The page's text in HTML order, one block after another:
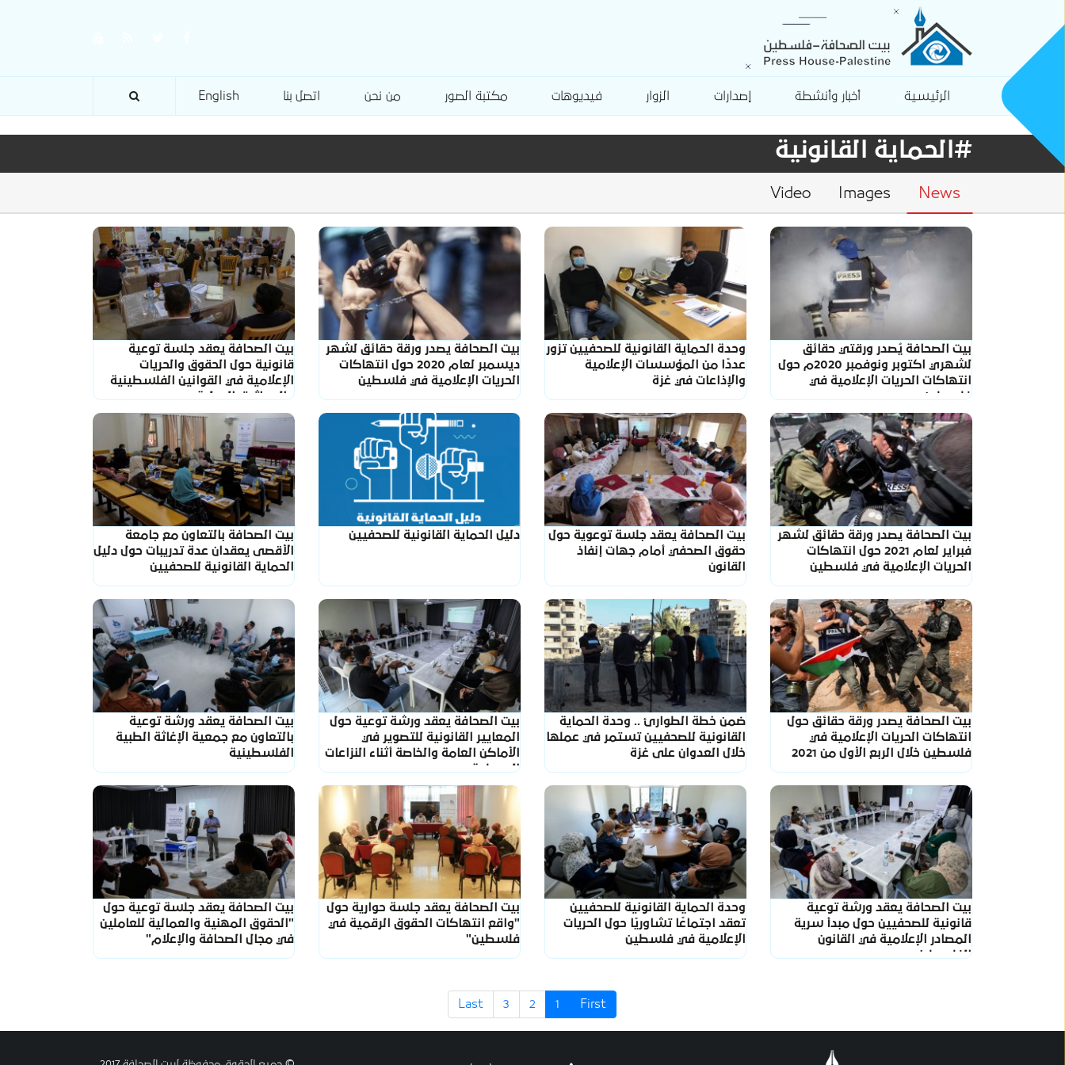
الرئيسية أخبار وأنشطة إصدارات الزوار فيديوهات مكتبة الصور من نحن اتصل بنا English
#الحماية القانونية
News
Images
Video
بيت الصحافة يُصدر ورقتي حقائق
لشهري اكتوبر ونوفمبر 2020م حول
انتهاكات الحريات الإعلامية في
فلسطين
وحدة الحماية القانونية للصحفيين تزور
عددًا من المؤسسات الإعلامية
والإذاعات في غزة
بيت الصحافة يصدر ورقة حقائق لشهر
ديسمبر لعام 2020 حول انتهاكات
الحريات الإعلامية في فلسطين
بيت الصحافة يعقد جلسة توعية
قانونية حول الحقوق والحريات
الإعلامية في القوانين الفلسطينية
والمواثيق الدولية
بيت الصحافة يصدر ورقة حقائق لشهر
فبراير لعام 2021 حول انتهاكات
الحريات الإعلامية في فلسطين
بيت الصحافة يعقد جلسة توعوية حول
حقوق الصحفي أمام جهات إنفاذ
القانون
دليل الحماية القانونية للصحفيين
بيت الصحافة بالتعاون مع جامعة
الأقصى يعقدان عدة تدريبات حول دليل
الحماية القانونية للصحفيين
بيت الصحافة يصدر ورقة حقائق حول
انتهاكات الحريات الإعلامية في
فلسطين خلال الربع الأول من 2021
ضمن خطة الطوارئ .. وحدة الحماية
القانونية للصحفيين تستمر في عملها
خلال العدوان على غزة
بيت الصحافة يعقد ورشة توعية حول
المعايير القانونية للتصوير في
الأماكن العامة والخاصة أثناء النزاعات
المسلحة
بيت الصحافة يعقد ورشة توعية
بالتعاون مع جمعية الإغاثة الطبية
الفلسطينية
بيت الصحافة يعقد ورشة توعية
قانونية للصحفيين حول مبدأ سرية
المصادر الإعلامية في القانون
الفلسطيني
وحدة الحماية القانونية للصحفيين
تعقد اجتماعًا تشاوريًا حول الحريات
الإعلامية في فلسطين
بيت الصحافة يعقد جلسة حوارية حول
"واقع انتهاكات الحقوق الرقمية في
فلسطين"
بيت الصحافة يعقد جلسة توعية حول
"الحقوق المهنية والعمالية للعاملين
في مجال الصحافة والإعلام"
First
1
2
3
Last